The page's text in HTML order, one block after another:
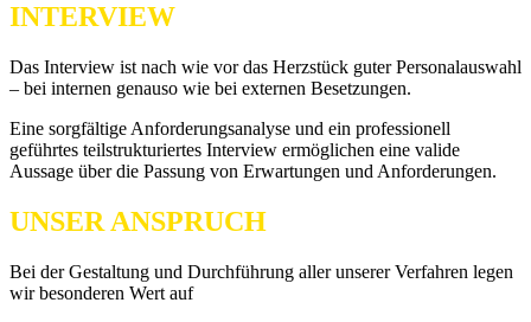
INTERVIEW
Das Interview ist nach wie vor das Herzstück guter Personalauswahl
– bei internen genauso wie bei externen Besetzungen.
Eine sorgfältige Anforderungsanalyse und ein professionell
geführtes teilstrukturiertes Interview ermöglichen eine valide
Aussage über die Passung von Erwartungen und Anforderungen.
UNSER ANSPRUCH
Bei der Gestaltung und Durchführung aller unserer Verfahren legen
wir besonderen Wert auf